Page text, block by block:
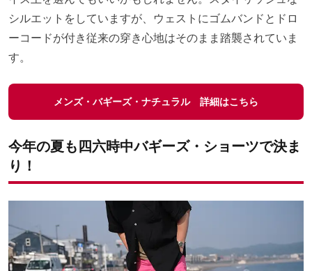
シルエットをしていますが、ウェストにゴムバンドとドロ
ーコードが付き従来の穿き心地はそのまま踏襲されていま
す。
メンズ・バギーズ・ナチュラル 詳細はこちら
今年の夏も四六時中バギーズ・ショーツで決ま
り！